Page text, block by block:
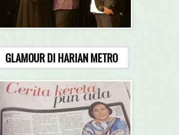
GLAMOUR DI HARIAN METRO